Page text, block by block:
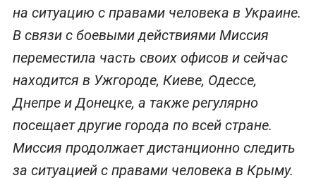
на ситуацию с правами человека в Украине.
В связи с боевыми действиями Миссия
переместила часть своих офисов и сейчас
находится в Ужгороде, Киеве, Одессе,
Днепре и Донецке, а также регулярно
посещает другие города по всей стране.
Миссия продолжает дистанционно следить
за ситуацией с правами человека в Крыму.